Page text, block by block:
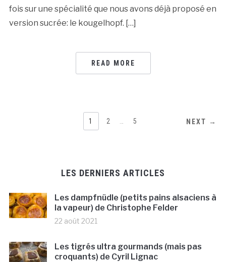
fois sur une spécialité que nous avons déjà proposé en
version sucrée: le kougelhopf. […]
READ MORE
1 2 5 NEXT →
LES DERNIERS ARTICLES
Les dampfnüdle (petits pains alsaciens à
la vapeur) de Christophe Felder
22 août 2021
Les tigrés ultra gourmands (mais pas
croquants) de Cyril Lignac